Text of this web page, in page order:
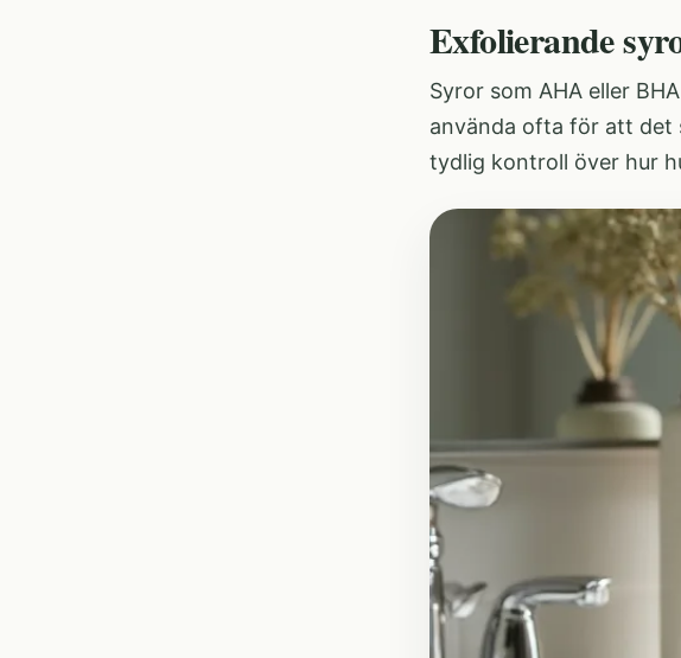
Exfolierande
Syror som AHA eller
använda ofta för att det
tydlig kontroll över hur